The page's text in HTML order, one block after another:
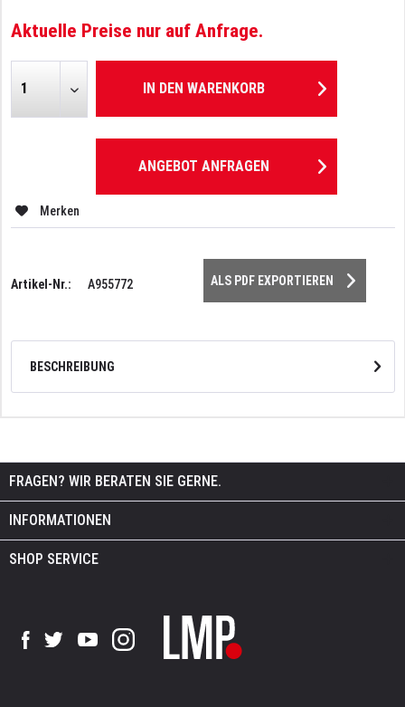
Aktuelle Preise nur auf Anfrage.
IN DEN WARENKORB
ANGEBOT ANFRAGEN
Merken
Artikel-Nr.: A955772 ALS PDF EXPORTIEREN
BESCHREIBUNG
FRAGEN? WIR BERATEN SIE GERNE.
INFORMATIONEN
SHOP SERVICE